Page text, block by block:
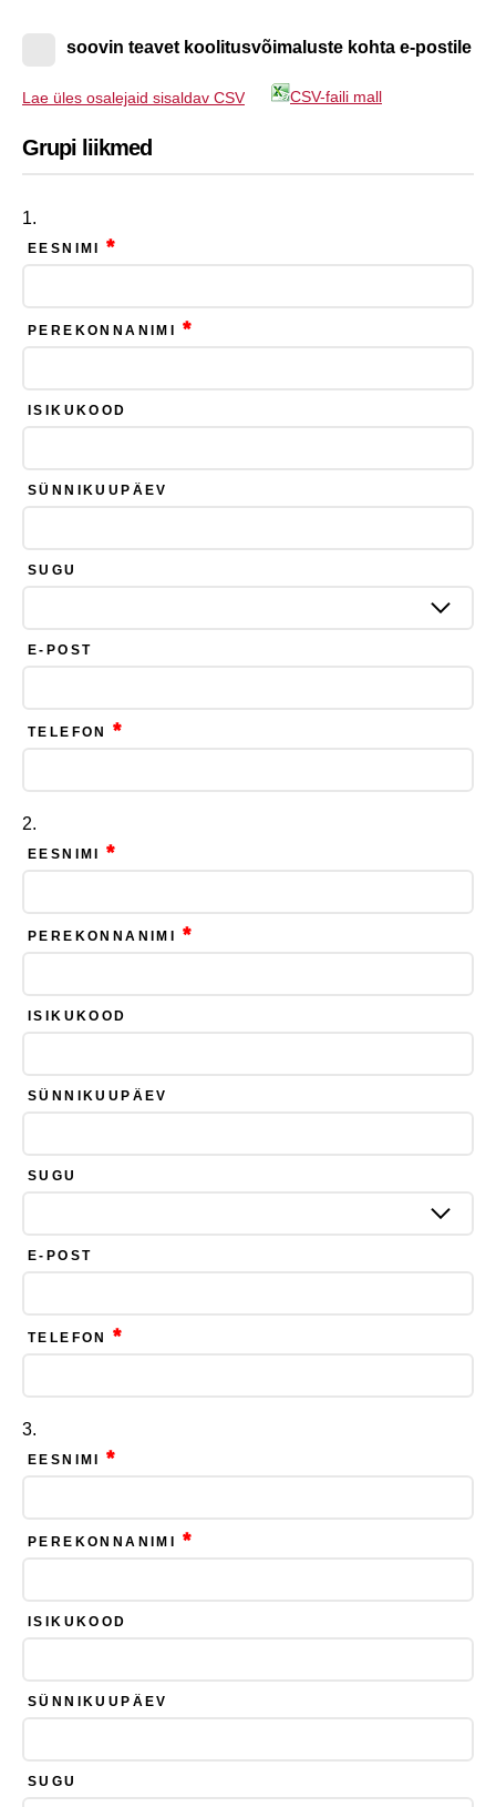
soovin teavet koolitusvõimaluste kohta e-postile
Lae üles osalejaid sisaldav CSV CSV-faili mall
Grupi liikmed
EESNIMI*
PEREKONNANIMI *
ISIKUKOOD
SÜNNIKUUPÄEV
SUGU
E-POST
TELEFON*
EESNIMI*
PEREKONNANIMI *
ISIKUKOOD
SÜNNIKUUPÄEV
SUGU
E-POST
TELEFON*
EESNIMI*
PEREKONNANIMI *
ISIKUKOOD
SÜNNIKUUPÄEV
SUGU